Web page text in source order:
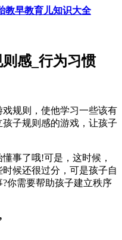
感_行为习惯
规则，使他学习一些该有
子规则感的游戏，让孩子
事了哦!可是，这时候，
候还很过分，可是孩子自
你需要帮助孩子建立秩序